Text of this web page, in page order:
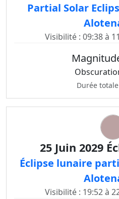
Partial Solar
Visibilité : 09:38 à
Durée
25 Juin 2029
Éclipse lunaire
Visibilité : 19:52 à